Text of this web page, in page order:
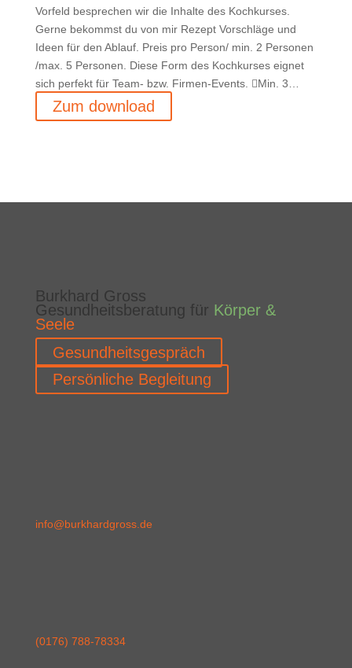
Vorfeld besprechen wir die Inhalte des Kochkurses.
Gerne bekommst du von mir Rezept Vorschläge und
Ideen für den Ablauf. Preis pro Person/ min. 2 Personen
/max. 5 Personen. Diese Form des Kochkurses eignet
sich perfekt für Team- bzw. Firmen-Events. Min. 3…
Zum download
Burkhard Gross
Gesundheitsberatung für Körper &
Seele
Gesundheitsgespräch
Persönliche Begleitung
info@burkhardgross.de
(0176) 788-78334